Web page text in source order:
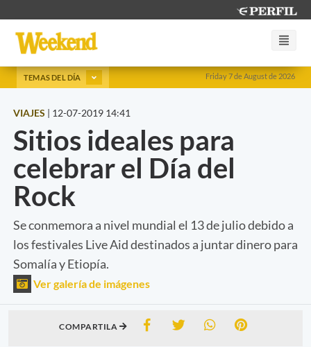
Friday 7 de August de 2026
TEMAS DEL DÍA
VIAJES | 12-07-2019 14:41
Sitios ideales para
celebrar el Día del
Rock
Se conmemora a nivel mundial el 13 de julio debido a
los festivales Live Aid destinados a juntar dinero para
Somalía y Etiopía.
Ver galería de imágenes
COMPARTILA